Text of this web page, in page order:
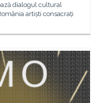
dialogul cultural
artiști consacrați